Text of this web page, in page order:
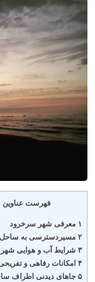
فهرست عناوین
۱ معرفی شهر سرخرود
۲ مسیردسترسی به ساحل سرخرود
۳ شرایط آب و هوایی شهر سرخرود
۴ امکانات رفاهی و تفریحی ساحل سرخرود
۵ جاهای دیدنی اطراف ساحل سرخرود